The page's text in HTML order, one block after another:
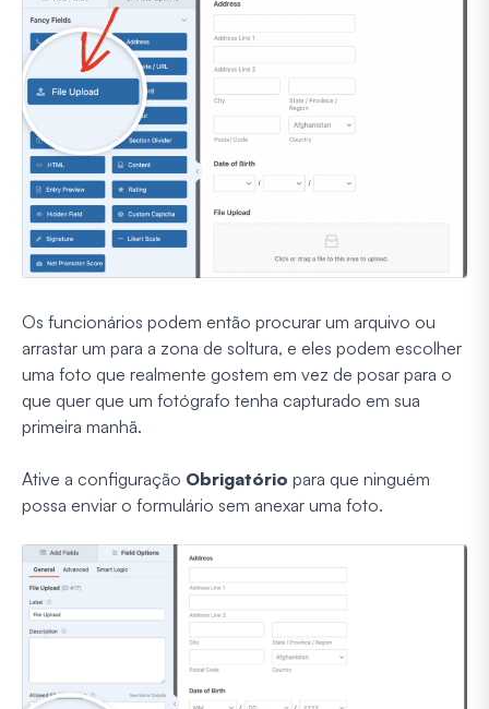
Os funcionários podem então procurar um arquivo ou
arrastar um para a zona de soltura, e eles podem escolher
uma foto que realmente gostem em vez de posar para o
que quer que um fotógrafo tenha capturado em sua
primeira manhã.
Ative a configuração Obrigatório para que ninguém
possa enviar o formulário sem anexar uma foto.